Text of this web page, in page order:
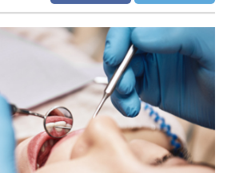
patto di mutua difesa con Turchia e
sulla proprietà davanti al Parlamento
sulla proprietà davanti al Parlamento
riunione in videocall sulla crisi a Ceuta